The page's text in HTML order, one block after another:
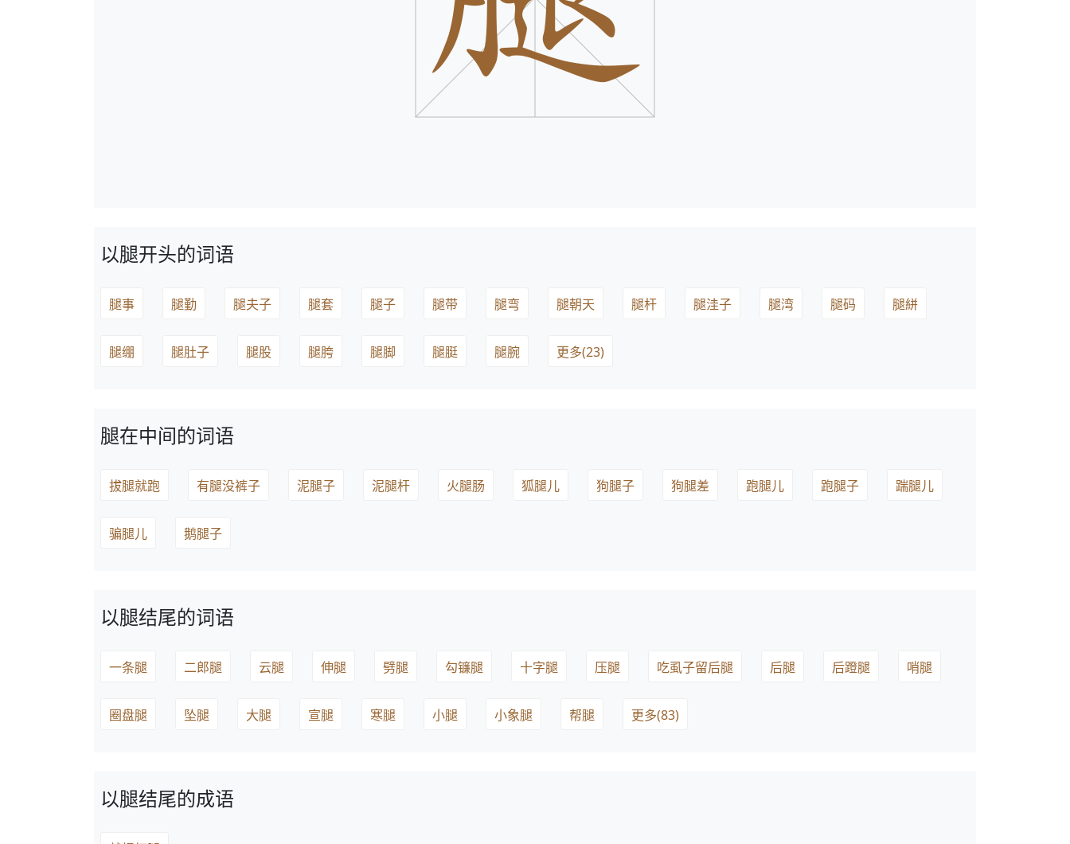
以腿开头的词语
腿事 腿勤 腿夫子 腿套 腿子 腿带 腿弯 腿朝天 腿杆 腿洼子 腿湾 腿码 腿絣
腿绷 腿肚子 腿股 腿胯 腿脚 腿脡 腿腕 更多(23)
腿在中间的词语
拔腿就跑 有腿没裤子 泥腿子 泥腿杆 火腿肠 狐腿儿 狗腿子 狗腿差 跑腿儿 跑腿子 踹腿儿
骗腿儿 鹅腿子
以腿结尾的词语
一条腿 二郎腿 云腿 伸腿 劈腿 勾镰腿 十字腿 压腿 吃虱子留后腿 后腿 后蹬腿 哨腿
圈盘腿 坠腿 大腿 宣腿 寒腿 小腿 小象腿 帮腿 更多(83)
以腿结尾的成语